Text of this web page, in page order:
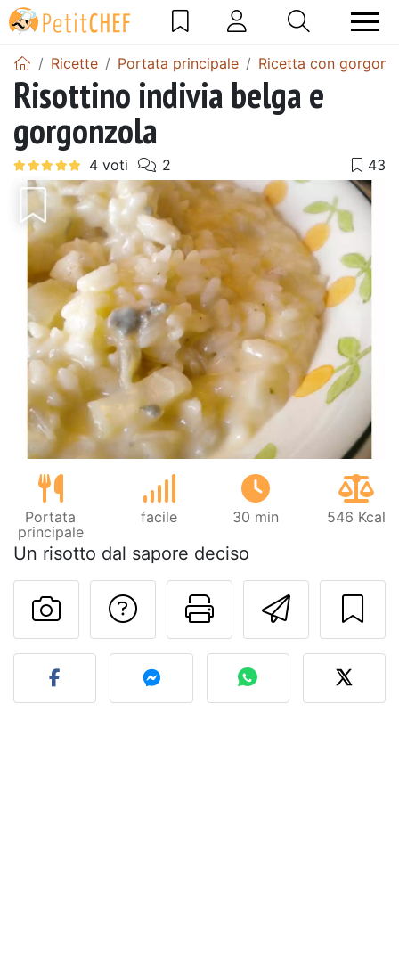
Ricette Portata principale Ricetta con
Risottino indivia belga e
gorgonzola
Portata
principale
facile 30 min 546 Kcal
Un risotto dal sapore deciso
Invia
Stampa la
Contatta l'autore
Pubblica la foto di